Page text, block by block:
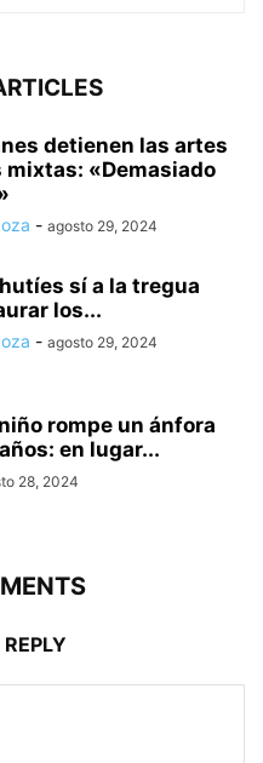
detienen las artes
mixtas: «Demasiado
- agosto 29, 2024
sí a la tregua
los...
- agosto 29, 2024
rompe un ánfora
en lugar...
28, 2024